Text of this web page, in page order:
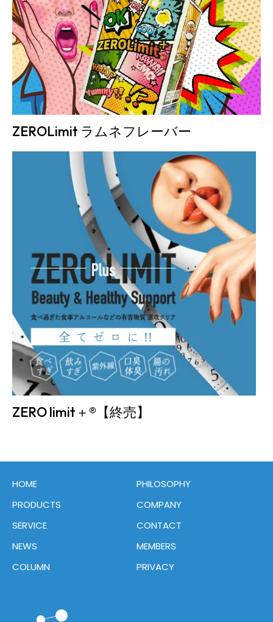
ZEROLimit ラムネフレーバー
ZERO limit＋®【終売】
HOME
PRODUCTS
SERVICE
NEWS
COLUMN
PHILOSOPHY
COMPANY
CONTACT
MEMBERS
PRIVACY